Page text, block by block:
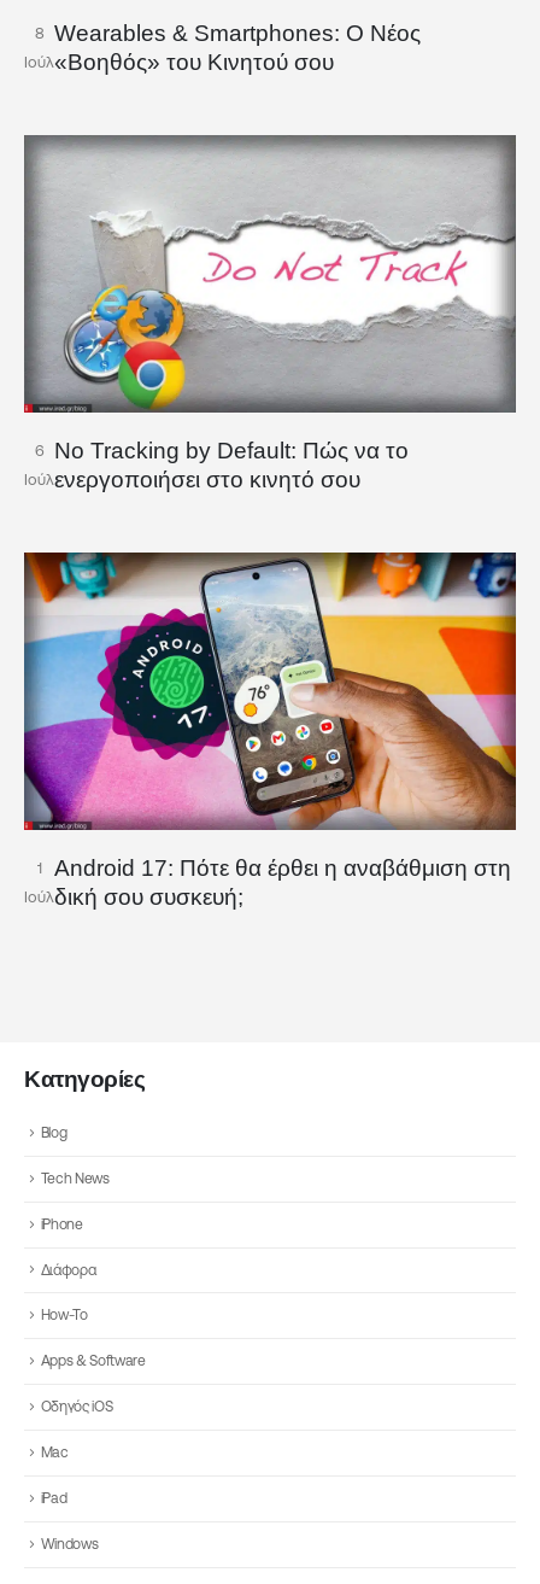
8
Ιούλ
Wearables & Smartphones: Ο Νέος
«Βοηθός» του Κινητού σου
6
Ιούλ
No Tracking by Default: Πώς να το
ενεργοποιήσει στο κινητό σου
1
Ιούλ
Android 17: Πότε θα έρθει η αναβάθμιση στη
δική σου συσκευή;
Κατηγορίες
Blog
Tech News
iPhone
Διάφορα
How-To
Apps & Software
Οδηγός iOS
Mac
iPad
Windows